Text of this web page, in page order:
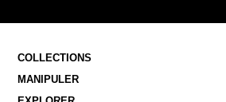
COLLECTIONS
MANIPULER